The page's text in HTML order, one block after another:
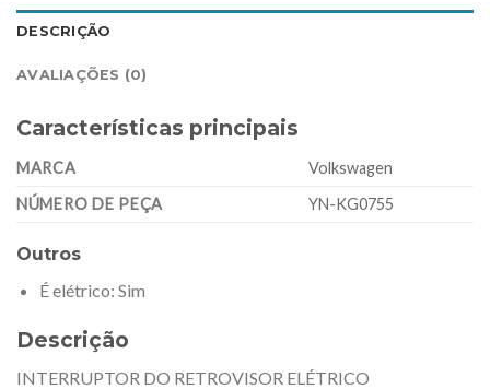
DESCRIÇÃO
AVALIAÇÕES (0)
Características principais
MARCA
Volkswagen
NÚMERO DE PEÇA
YN-KG0755
Outros
É elétrico: Sim
Descrição
INTERRUPTOR DO RETROVISOR ELÉTRICO